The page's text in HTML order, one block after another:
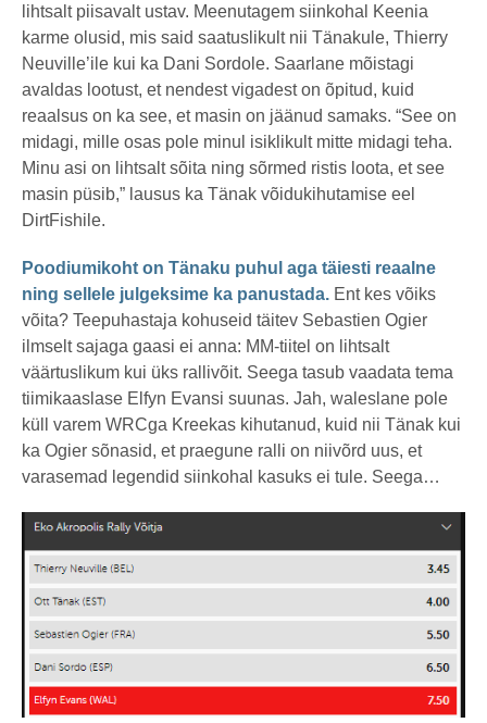
lihtsalt piisavalt ustav. Meenutagem siinkohal Keenia
karme olusid, mis said saatuslikult nii Tänakule, Thierry
Neuville’ile kui ka Dani Sordole. Saarlane mõistagi
avaldas lootust, et nendest vigadest on õpitud, kuid
reaalsus on ka see, et masin on jäänud samaks. “See on
midagi, mille osas pole minul isiklikult mitte midagi teha.
Minu asi on lihtsalt sõita ning sõrmed ristis loota, et see
masin püsib,” lausus ka Tänak võidukihutamise eel
DirtFishile.
Poodiumikoht on Tänaku puhul aga täiesti reaalne
ning sellele julgeksime ka panustada. Ent kes võiks
võita? Teepuhastaja kohuseid täitev Sebastien Ogier
ilmselt sajaga gaasi ei anna: MM-tiitel on lihtsalt
väärtuslikum kui üks rallivõit. Seega tasub vaadata tema
tiimikaaslase Elfyn Evansi suunas. Jah, waleslane pole
küll varem WRCga Kreekas kihutanud, kuid nii Tänak kui
ka Ogier sõnasid, et praegune ralli on niivõrd uus, et
varasemad legendid siinkohal kasuks ei tule. Seega…